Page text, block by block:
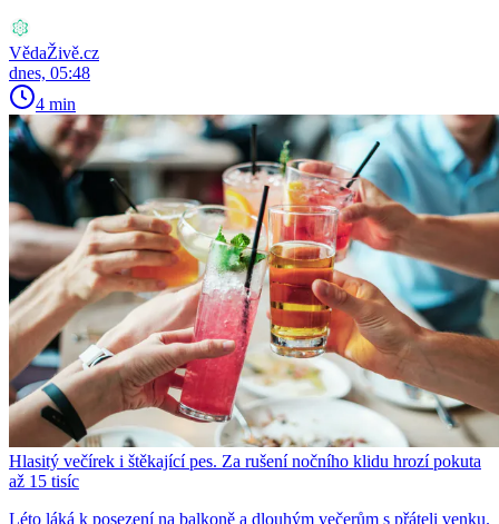
VědaŽivě.cz
dnes, 05:48
4 min
Hlasitý večírek i štěkající pes. Za rušení nočního klidu hrozí pokuta
až 15 tisíc
Léto láká k posezení na balkoně a dlouhým večerům s přáteli venku.